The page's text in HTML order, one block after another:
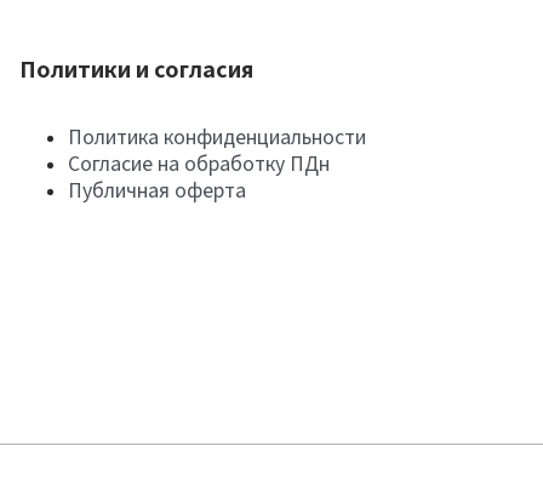
Политики и согласия
Политика конфиденциальности
Согласие на обработку ПДн
Публичная оферта